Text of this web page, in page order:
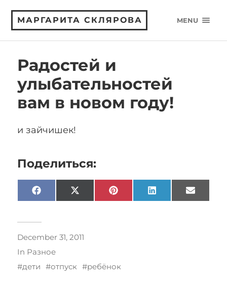
МАРГАРИТА СКЛЯРОВА MENU
Радостей и
улыбательностей
вам в новом году!
и зайчишек!
Поделиться:
Facebook X
(Twitter)
Pinterest LinkedIn Email
December 31, 2011
In Разное
дети
отпуск ребёнок